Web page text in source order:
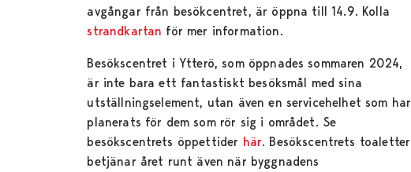
avgångar från besökcentret, är öppna till 14.9. Kolla
strandkartan för mer information.
Besökscentret i Ytterö, som öppnades sommaren 2024,
är inte bara ett fantastiskt besöksmål med sina
utställningselement, utan även en servicehelhet som har
planerats för dem som rör sig i området. Se
besökscentrets öppettider här. Besökscentrets toaletter
betjänar året runt även när byggnadens